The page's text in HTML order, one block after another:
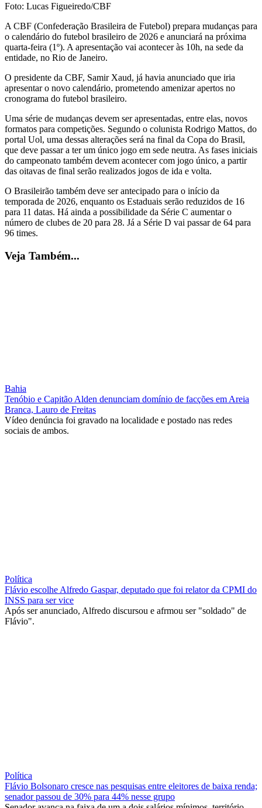
Foto: Lucas Figueiredo/CBF
A CBF (Confederação Brasileira de Futebol) prepara mudanças para
o calendário do futebol brasileiro de 2026 e anunciará na próxima
quarta-feira (1º). A apresentação vai acontecer às 10h, na sede da
entidade, no Rio de Janeiro.
O presidente da CBF, Samir Xaud, já havia anunciado que iria
apresentar o novo calendário, prometendo amenizar apertos no
cronograma do futebol brasileiro.
Uma série de mudanças devem ser apresentadas, entre elas, novos
formatos para competições. Segundo o colunista Rodrigo Mattos, do
portal Uol, uma dessas alterações será na final da Copa do Brasil,
que deve passar a ter um único jogo em sede neutra. As fases iniciais
do campeonato também devem acontecer com jogo único, a partir
das oitavas de final serão realizados jogos de ida e volta.
O Brasileirão também deve ser antecipado para o início da
temporada de 2026, enquanto os Estaduais serão reduzidos de 16
para 11 datas. Há ainda a possibilidade da Série C aumentar o
número de clubes de 20 para 28. Já a Série D vai passar de 64 para
96 times.
Veja Também...
Bahia
Tenóbio e Capitão Alden denunciam domínio de facções em Areia
Branca, Lauro de Freitas
Vídeo denúncia foi gravado na localidade e postado nas redes
sociais de ambos.
Política
Flávio escolhe Alfredo Gaspar, deputado que foi relator da CPMI do
INSS para ser vice
Após ser anunciado, Alfredo discursou e afrmou ser "soldado" de
Flávio".
Política
Flávio Bolsonaro cresce nas pesquisas entre eleitores de baixa renda;
senador passou de 30% para 44% nesse grupo